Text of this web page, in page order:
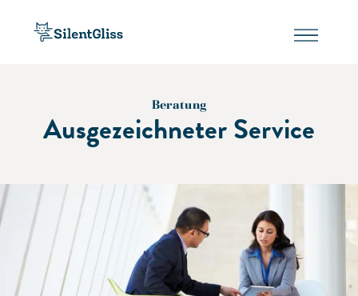
Beratung
Ausgezeichneter Service